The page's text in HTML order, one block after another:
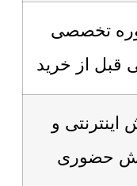
تخصصی
قبل از خرید
اینترنتی و
حضوری